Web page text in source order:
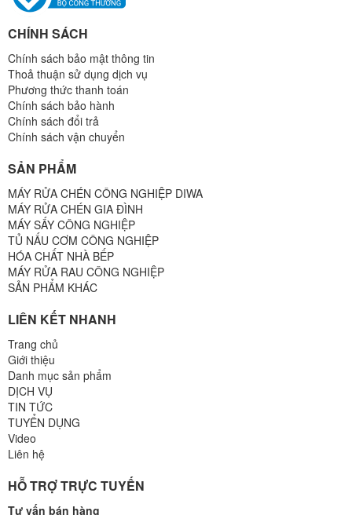
CHÍNH SÁCH
Chính sách bảo mật thông tin
Thoả thuận sử dụng dịch vụ
Phương thức thanh toán
Chính sách bảo hành
Chính sách đổi trả
Chính sách vận chuyển
SẢN PHẨM
MÁY RỬA CHÉN CÔNG NGHIỆP DIWA
MÁY RỬA CHÉN GIA ĐÌNH
MÁY SẤY CÔNG NGHIỆP
TỦ NẤU CƠM CÔNG NGHIỆP
HÓA CHẤT NHÀ BẾP
MÁY RỬA RAU CÔNG NGHIỆP
SẢN PHẨM KHÁC
LIÊN KẾT NHANH
Trang chủ
Giới thiệu
Danh mục sản phẩm
DỊCH VỤ
TIN TỨC
TUYỂN DỤNG
Video
Liên hệ
HỖ TRỢ TRỰC TUYẾN
Tư vấn bán hàng